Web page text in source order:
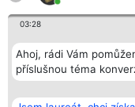
03:28
Ahoj, rádi Vám
příslušnou téma
Bright Side Solutions sp. z o.